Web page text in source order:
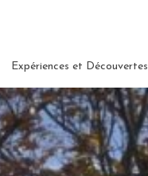
Expériences et Découvertes